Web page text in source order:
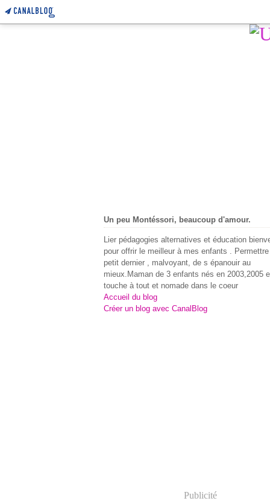
Un peu Montéssori, beaucoup d'amour.
Lier pédagogies alternatives et éducation
pour offrir le meilleur à mes enfants .
petit dernier , malvoyant, de s épanouir au
mieux.Maman de 3 enfants nés en 2003,2005
touche à tout et nomade dans le coeur
Accueil du blog
Créer un blog avec CanalBlog
Publicité